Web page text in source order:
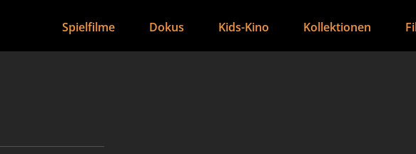
Spielfilme Dokus Kids-Kino Kollektionen